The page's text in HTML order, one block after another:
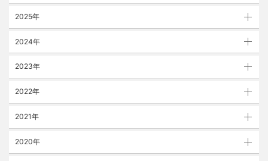
2025年
2024年
2023年
2022年
2021年
2020年